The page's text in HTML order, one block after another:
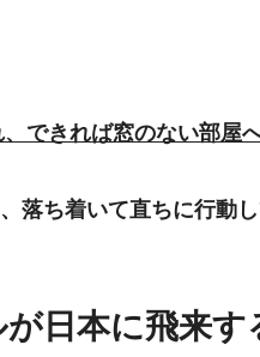
できれば窓のない部屋
落ち着いて直ちに行動し
日本に飛来